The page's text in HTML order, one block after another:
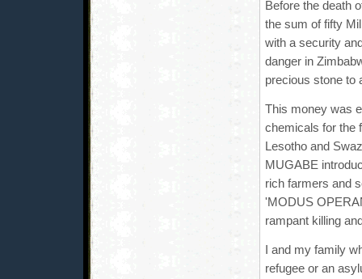
Before the death
the sum of fifty
with a security
danger in
precious stone to
This money was
chemicals for the
Lesotho and
MUGABE
rich farmers and
'MODUS
rampant killing
I and my family
refugee or an